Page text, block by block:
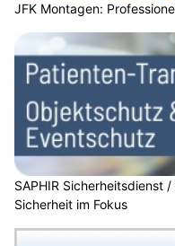
JFK Montagen:
SAPHIR Sicherheitsdienst
Sicherheit im Fokus